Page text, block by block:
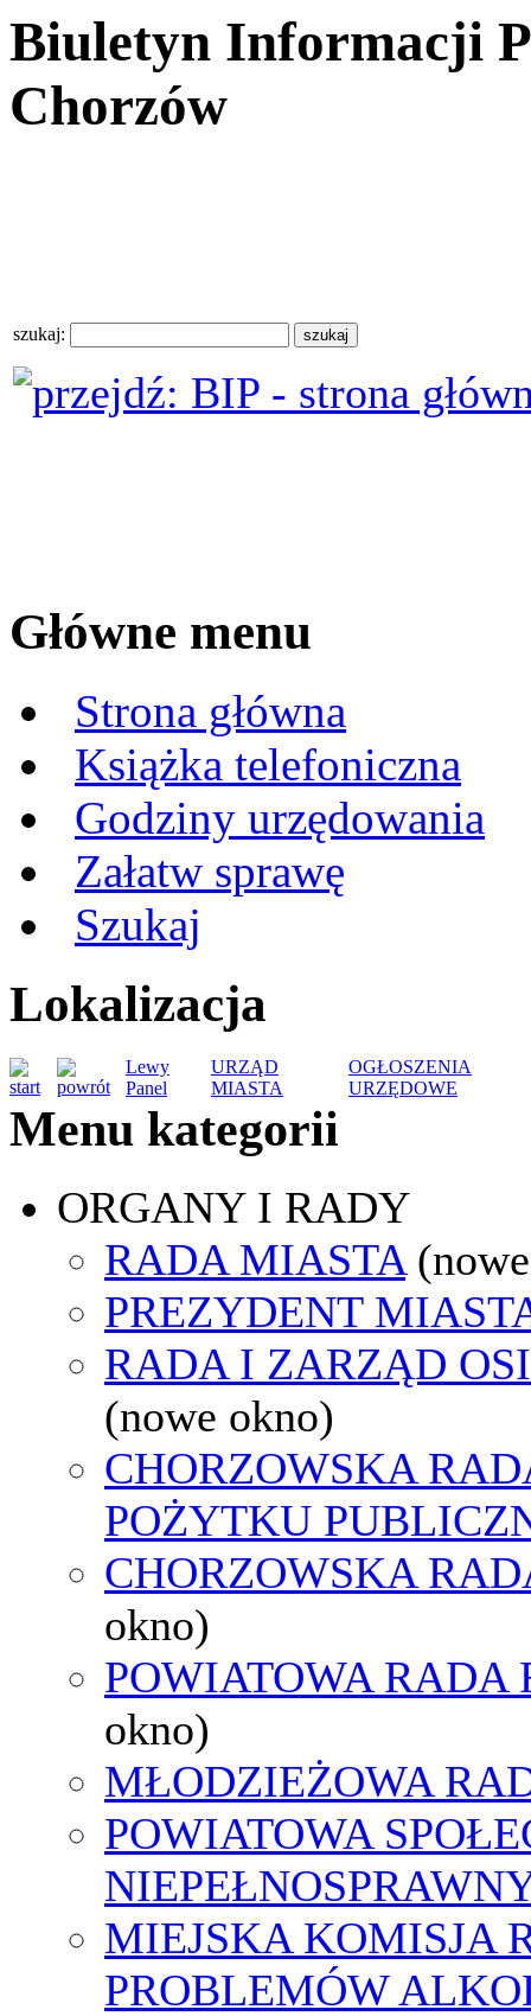
Biuletyn Informacji
Chorzów
szukaj:
Główne menu
Strona główna
Książka telefoniczna
Godziny urzędowania
Załatw sprawę
Szukaj
Lokalizacja
Lewy
Panel
URZĄD
MIASTA
OGŁOSZENIA
URZĘDOWE
Menu kategorii
ORGANY I RADY
RADA MIASTA
PREZYDENT
RADA I ZARZĄD
(nowe okno)
CHORZOWSKA
POŻYTKU
CHORZOWSKA
okno)
POWIATOWA RADA
okno)
MŁODZIEŻOWA
POWIATOWA
MIEJSKA KOMISJA
PROBLEMÓW